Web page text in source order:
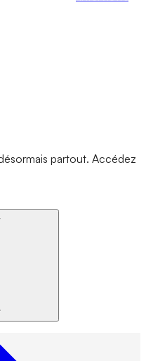
partout. Accédez